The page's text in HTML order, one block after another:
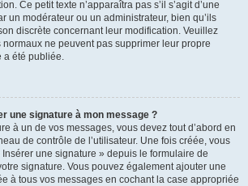
Ce petit texte n’apparaîtra pas s’il s’agit d’une
un modérateur ou un administrateur, bien qu’ils
discrète concernant leur modification. Veuillez
ne peuvent pas supprimer leur propre
a été publiée.
une signature à mon message ?
à un de vos messages, vous devez tout d’abord en
de contrôle de l’utilisateur. Une fois créée, vous
une signature » depuis le formulaire de
signature. Vous pouvez également ajouter une
à tous vos messages en cochant la case appropriée